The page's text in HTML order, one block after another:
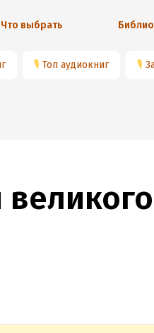
Что выбрать
🎙 Топ аудиокниг 🎙
великого